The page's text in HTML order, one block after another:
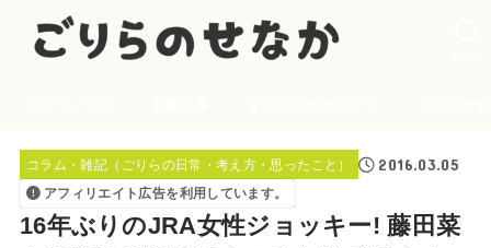
コラム・雑記（ごりらの日常・考え方・思ったこと） 2016.03.05
アフィリエイト広告を利用しています。
16年ぶりのJRA女性ジョッキー! 藤田菜